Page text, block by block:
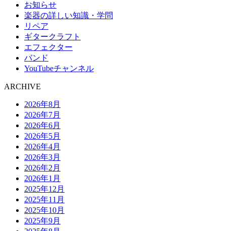
お知らせ
楽器の詳しい知識・学問
リペア
ギタークラフト
エフェクター
バンド
YouTubeチャンネル
ARCHIVE
2026年8月
2026年7月
2026年6月
2026年5月
2026年4月
2026年3月
2026年2月
2026年1月
2025年12月
2025年11月
2025年10月
2025年9月